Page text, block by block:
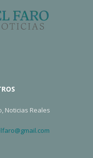
Noticias Reales